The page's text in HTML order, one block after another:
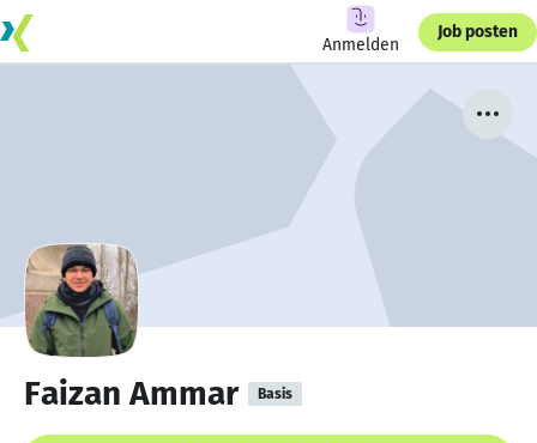
Anmelden
Job posten
Faizan Ammar Basis